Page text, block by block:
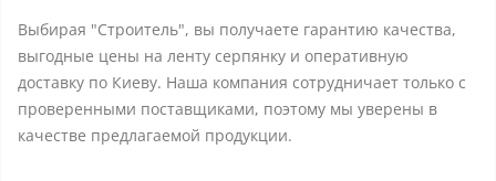
Выбирая "Строитель", вы получаете гарантию качества,
выгодные цены на ленту серпянку и оперативную
доставку по Киеву. Наша компания сотрудничает только с
проверенными поставщиками, поэтому мы уверены в
качестве предлагаемой продукции.